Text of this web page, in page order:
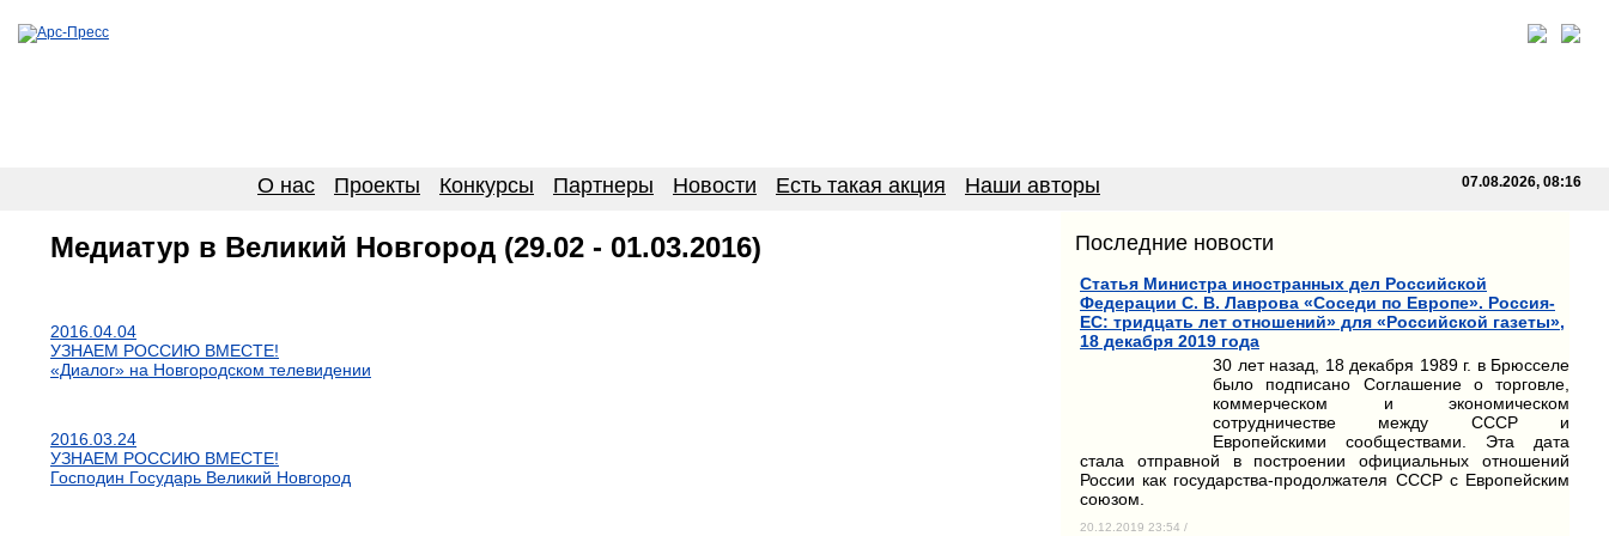
О нас Проекты Конкурсы Партнеры Новости Есть такая акция Наши авторы 07.08.2026, 08:16
Медиатур в Великий Новгород (29.02 - 01.03.2016)
2016.04.04
УЗНАЕМ РОССИЮ ВМЕСТЕ!
«Диалог» на Новгородском телевидении
2016.03.24
УЗНАЕМ РОССИЮ ВМЕСТЕ!
Господин Государь Великий Новгород
Последние новости
Статья Министра иностранных дел Российской
Федерации С. В. Лаврова «Соседи по Европе». Россия-
ЕС: тридцать лет отношений» для «Российской газеты»,
18 декабря 2019 года
30 лет назад, 18 декабря 1989 г. в Брюсселе
было подписано Соглашение о торговле,
коммерческом и экономическом
сотрудничестве между СССР и
Европейскими сообществами. Эта дата
стала отправной в построении официальных отношений
России как государства-продолжателя СССР с Европейским
союзом.
20.12.2019 23:54 /